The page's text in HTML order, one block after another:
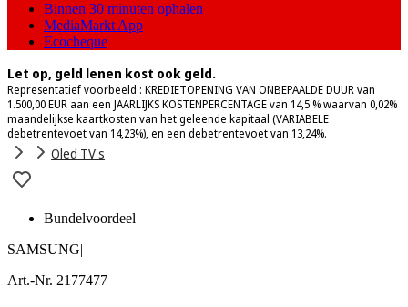
Binnen 30 minuten ophalen
MediaMarkt App
Ecocheque
Let op, geld lenen kost ook geld.
Representatief voorbeeld : KREDIETOPENING VAN ONBEPAALDE DUUR van
1.500,00 EUR aan een JAARLIJKS KOSTENPERCENTAGE van 14,5 % waarvan 0,02%
maandelijkse kaartkosten van het geleende kapitaal (VARIABELE
debetrentevoet van 14,23%), en een debetrentevoet van 13,24%.
Oled TV's
Bundelvoordeel
SAMSUNG|
Art.-Nr. 2177477